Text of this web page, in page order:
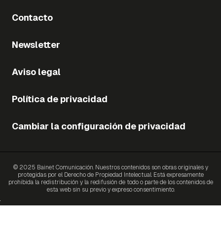
Contacto
Newsletter
Aviso legal
Política de privacidad
Cambiar la configuración de privacidad
© 2025 Bainet Comunicación. Nuestros contenidos son obras originales y
protegidas por el Derecho de Propiedad Intelectual. Está expresamente
prohibida la redistribución y la redifusión de todo o parte de los contenidos de
esta web sin su previo y expreso consentimiento.